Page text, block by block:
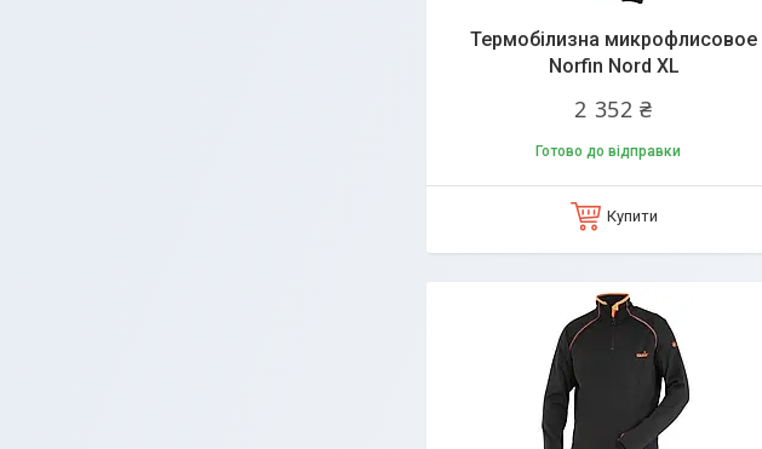
Термобілизна микрофлисовое
Norfin Nord XL
2 352 ₴
Готово до відправки
Купити